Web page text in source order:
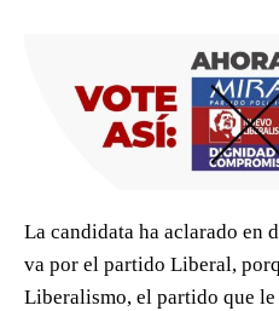
La candidata ha aclarado en
va por el partido Liberal,
Liberalismo, el partido que